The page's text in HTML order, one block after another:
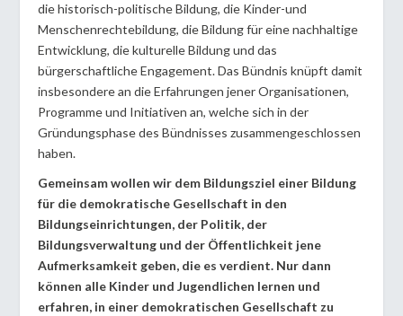
die historisch-politische Bildung, die Kinder-und
Menschenrechtebildung, die Bildung für eine nachhaltige
Entwicklung, die kulturelle Bildung und das
bürgerschaftliche Engagement. Das Bündnis knüpft damit
insbesondere an die Erfahrungen jener Organisationen,
Programme und Initiativen an, welche sich in der
Gründungsphase des Bündnisses zusammengeschlossen
haben.
Gemeinsam wollen wir dem Bildungsziel einer Bildung
für die demokratische Gesellschaft in den
Bildungseinrichtungen, der Politik, der
Bildungsverwaltung und der Öffentlichkeit jene
Aufmerksamkeit geben, die es verdient. Nur dann
können alle Kinder und Jugendlichen lernen und
erfahren, in einer demokratischen Gesellschaft zu